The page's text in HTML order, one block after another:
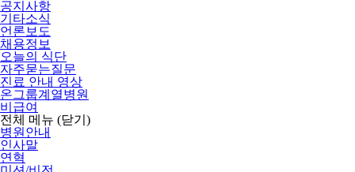
공지사항
기타소식
언론보도
채용정보
오늘의 식단
자주묻는질문
진료 안내 영상
온그룹계열병원
비급여
전체 메뉴 (닫기)
병원안내
인사말
연혁